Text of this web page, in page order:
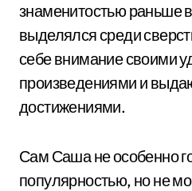
знаменитостью раньше
выделялся среди
себе внимание своими
произведениями и
достижениями.
Сам Саша не особенно
популярностью, но не